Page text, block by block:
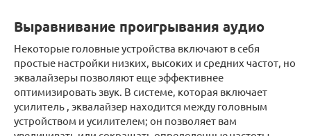
Выравнивание проигрывания аудио
Некоторые головные устройства включают в себя
простые настройки низких, высоких и средних частот, но
эквалайзеры позволяют еще эффективнее
оптимизировать звук. В системе, которая включает
усилитель , эквалайзер находится между головным
устройством и усилителем; он позволяет вам